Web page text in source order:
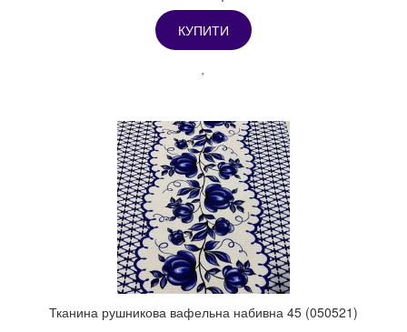
КУПИТИ
Тканина рушникова вафельна набивна 45 (050521)